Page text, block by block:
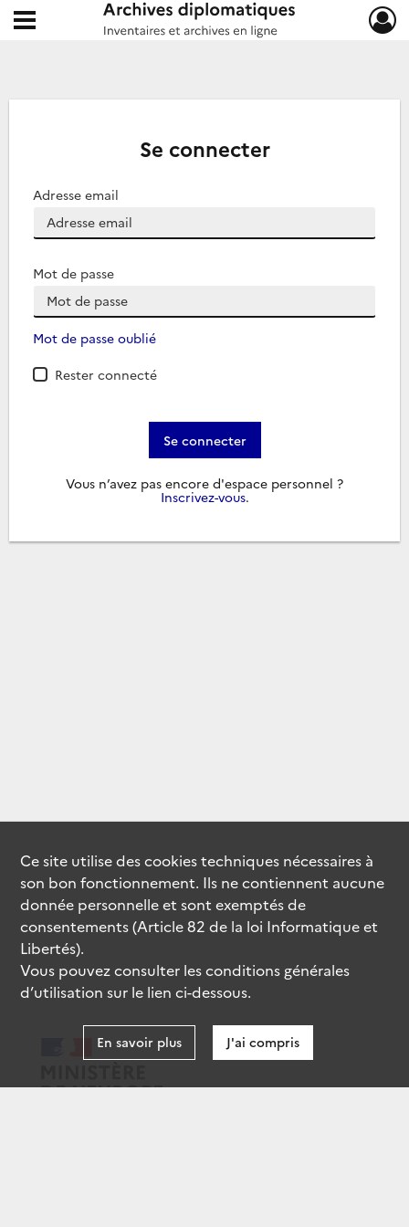
Archives diplomatiques
Ouvrir le menu déroulant
Se connecter
Adresse email
Mot de passe
Mot de passe oublié
Rester connecté
Se connecter
Vous n’avez pas encore d'espace personnel ?
Inscrivez-vous.
Ce site utilise descookiestechniques nécessaires à
son bon fonctionnement. Ils ne contiennent aucune
donnée personnelle et sont exemptés de
consentements (Article 82 de la loi Informatique et
Libertés).
Vous pouvez consulter les conditions générales
d’utilisation sur le lien ci-dessous.
En savoir plus J'ai compris